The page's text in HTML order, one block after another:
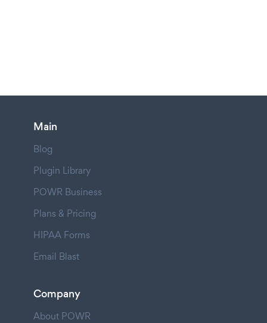
Main
Blog
Plugin Library
POWR Business
Plans & Pricing
HIPAA Forms
Email Blast
Company
About POWR